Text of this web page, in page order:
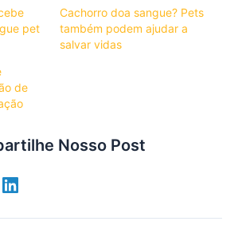
pet
Cachorro doa sangue? Pets
também podem ajudar a
salvar vidas
de
Nosso Post